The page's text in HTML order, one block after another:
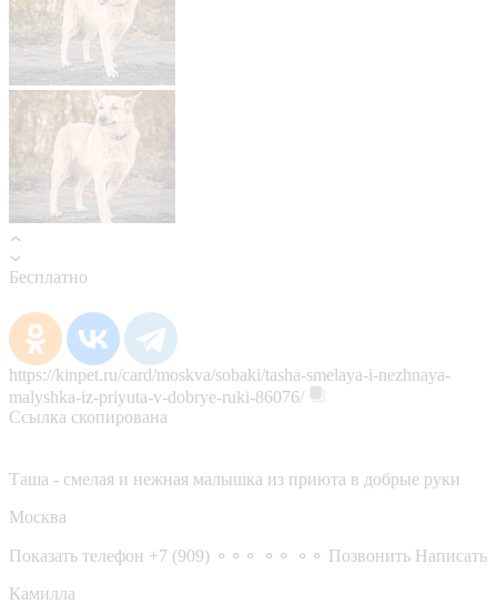
Бесплатно
https://kinpet.ru/card/moskva/sobaki/tasha-smelaya-i-nezhnaya-
malyshka-iz-priyuta-v-dobrye-ruki-86076/
Ссылка скопирована
Таша - смелая и нежная малышка из приюта в добрые руки
Москва
Показать телефон +7 (909) ⚬⚬⚬ ⚬⚬ ⚬⚬ Позвонить Написать
Камилла